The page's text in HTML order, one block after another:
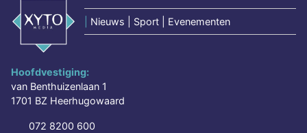
Nieuws | Sport | Evenementen
Hoofdvestiging:
van Benthuizenlaan 1
1701 BZ Heerhugowaard
072 8200 600